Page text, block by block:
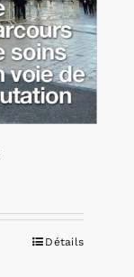
Détails